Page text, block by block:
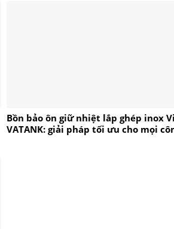
Bồn bảo ôn giữ nhiệt lắp ghép inox
VATANK: giải pháp tối ưu cho mọi